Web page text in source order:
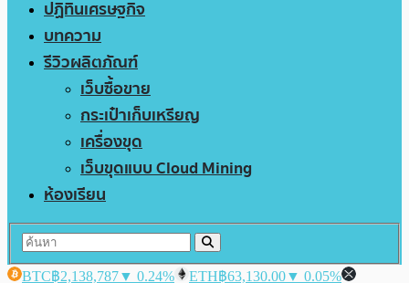
ปฏิทินเศรษฐกิจ
บทความ
รีวิวผลิตภัณฑ์
เว็บซื้อขาย
กระเป๋าเก็บเหรียญ
เครื่องขุด
เว็บขุดแบบ Cloud Mining
ห้องเรียน
BTC฿2,138,787▼ 0.24% ETH฿63,130.00▼ 0.05%